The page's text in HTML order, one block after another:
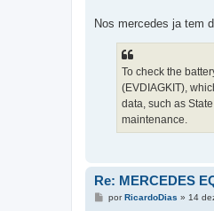
Nos mercedes ja tem
To check the
(EVDIAGKIT),
data, such as
maintenance.
Re: MERCEDES
MporRicardoDias » 14